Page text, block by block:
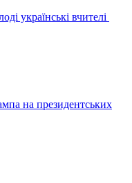
українські вчителі
на президентських